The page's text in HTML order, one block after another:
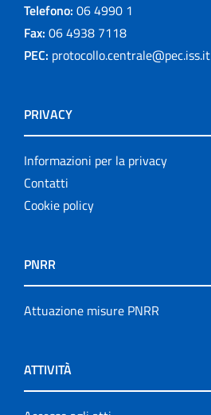
Telefono: 06 4990 1
Fax: 06 4938 7118
PEC: protocollo.centrale@pec.iss.it
PRIVACY
Informazioni per la privacy
Contatti
Cookie policy
PNRR
Attuazione misure PNRR
ATTIVITÀ